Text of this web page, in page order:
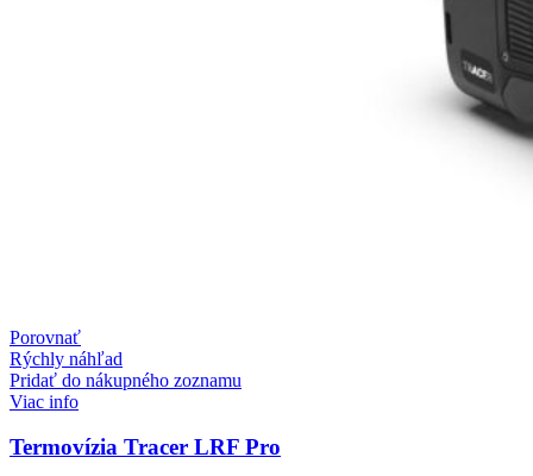
Porovnať
Rýchly náhľad
Pridať do nákupného zoznamu
Viac info
Termovízia Tracer LRF Pro